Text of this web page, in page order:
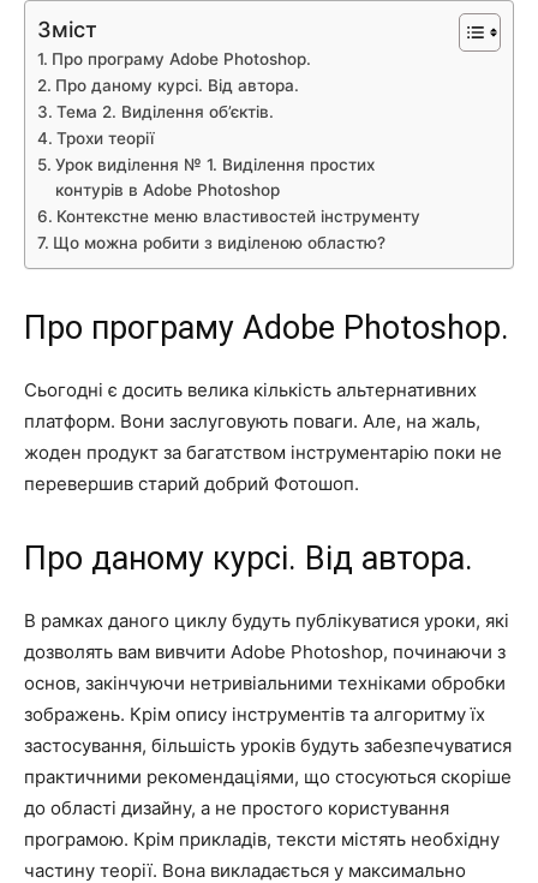
Зміст
Про програму Adobe Photoshop.
Про даному курсі. Від автора.
Тема 2. Виділення об’єктів.
Трохи теорії
Урок виділення № 1. Виділення простих
контурів в Adobe Photoshop
Контекстне меню властивостей інструменту
Що можна робити з виділеною областю?
Про програму Adobe Photoshop.
Сьогодні є досить велика кількість альтернативних
платформ. Вони заслуговують поваги. Але, на жаль,
жоден продукт за багатством інструментарію поки не
перевершив старий добрий Фотошоп.
Про даному курсі. Від автора.
В рамках даного циклу будуть публікуватися уроки, які
дозволять вам вивчити Adobe Photoshop, починаючи з
основ, закінчуючи нетривіальними техніками обробки
зображень. Крім опису інструментів та алгоритму їх
застосування, більшість уроків будуть забезпечуватися
практичними рекомендаціями, що стосуються скоріше
до області дизайну, а не простого користування
програмою. Крім прикладів, тексти містять необхідну
частину теорії. Вона викладається у максимально